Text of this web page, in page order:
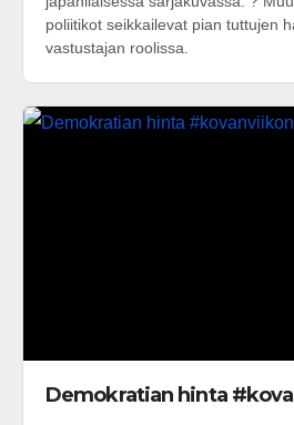
poliitikot seikkailevat pian tuttujen
vastustajan roolissa.
Demokratian hinta